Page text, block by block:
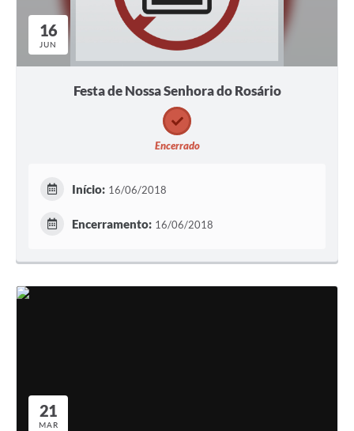
16
JUN
Festa de Nossa Senhora do Rosário
Encerrado
Início: 16/06/2018
Encerramento: 16/06/2018
21
MAR